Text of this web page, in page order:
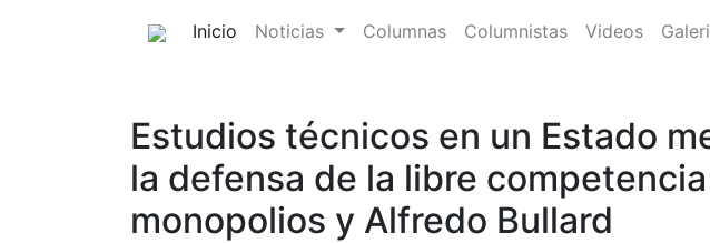
Inicio (current)
Noticias Columnas Columnistas Videos
Estudios técnicos en un Estado
la defensa de la libre
monopolios y Alfredo Bullard